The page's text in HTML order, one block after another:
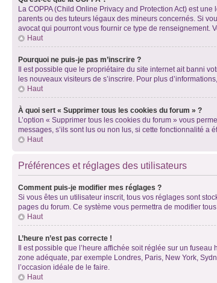
La COPPA (Child Online Privacy and Protection Act) est
parents ou des tuteurs légaux des mineurs concernés. Si
avocat qui pourront vous fournir ce type de renseignement.
Haut
Pourquoi ne puis-je pas m’inscrire ?
Il est possible que le propriétaire du site internet ait banni
les nouveaux visiteurs de s’inscrire. Pour plus
Haut
À quoi sert « Supprimer tous les cookies du forum » ?
L’option « Supprimer tous les cookies du forum » vous
messages, s’ils sont lus ou non lus, si cette fonctionnalité
Haut
Préférences et réglages des utilisateurs
Comment puis-je modifier mes réglages ?
Si vous êtes un utilisateur inscrit, tous vos réglages sont
pages du forum. Ce système vous permettra de modifier
Haut
L’heure n’est pas correcte !
Il est possible que l’heure affichée soit réglée sur un
zone adéquate, par exemple Londres, Paris, New York,
l’occasion idéale de le faire.
Haut